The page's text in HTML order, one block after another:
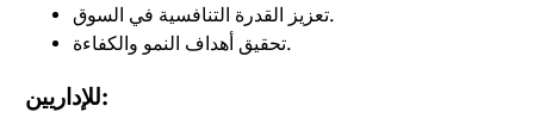
تعزيز القدرة التنافسية في السوق.
تحقيق أهداف النمو والكفاءة.
للإداريين: